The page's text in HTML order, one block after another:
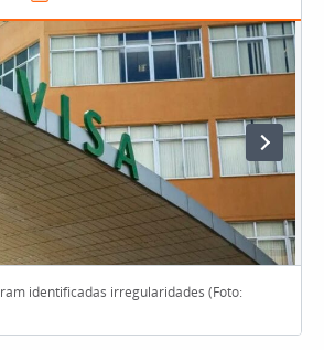
identificadas irregularidades (Foto: